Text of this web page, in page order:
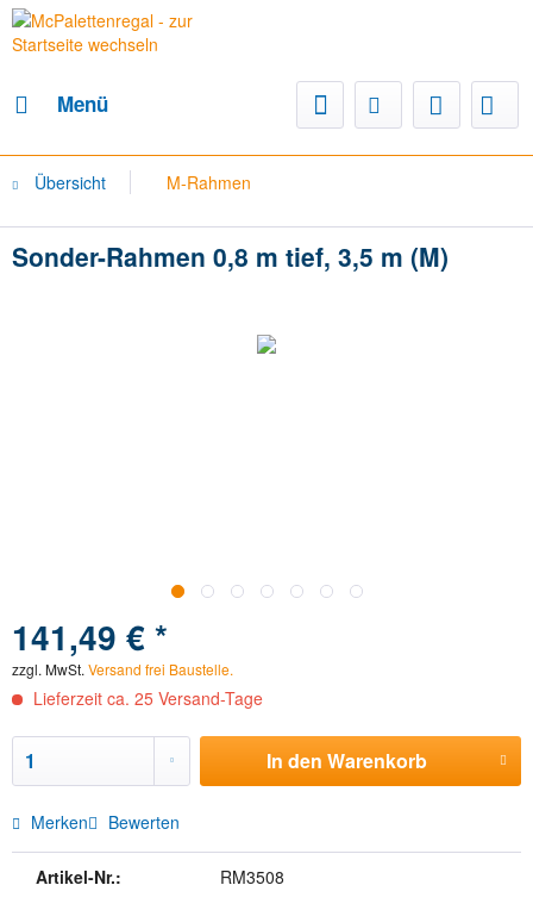
Menü
Übersicht M-Rahmen
Sonder-Rahmen 0,8 m tief, 3,5 m (M)
141,49 € *
zzgl. MwSt. Versand frei Baustelle.
Lieferzeit ca. 25 Versand-Tage
In den Warenkorb
Merken Bewerten
Artikel-Nr.: RM3508